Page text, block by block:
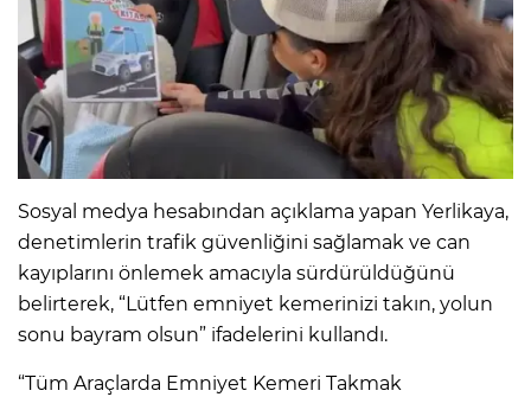
Sosyal medya hesabından açıklama yapan Yerlikaya,
denetimlerin trafik güvenliğini sağlamak ve can
kayıplarını önlemek amacıyla sürdürüldüğünü
belirterek, “Lütfen emniyet kemerinizi takın, yolun
sonu bayram olsun” ifadelerini kullandı.
“Tüm Araçlarda Emniyet Kemeri Takmak